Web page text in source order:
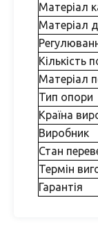
Матеріал
Матеріал
Кількість
Матеріал
Тип опори
Країна
Виробник
Стан
Термін
Гарантія